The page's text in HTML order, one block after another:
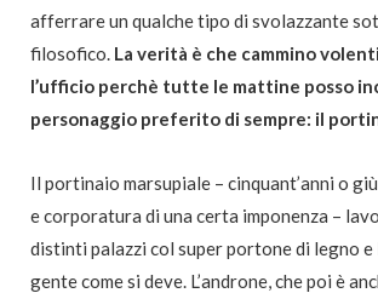
afferrare un qualche tipo di svolazzante
filosofico. La verità è che cammino
l’ufficio perchè tutte le mattine posso
personaggio preferito di sempre: il
Il portinaio marsupiale – cinquant’anni o
e corporatura di una certa imponenza –
distinti palazzi col super portone di legno
gente come si deve. L’androne, che poi è